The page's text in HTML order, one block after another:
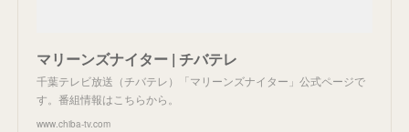
マリーンズナイター | チバテレ
千葉テレビ放送（チバテレ）「マリーンズナイター」公式ページで
す。番組情報はこちらから。
www.chiba-tv.com